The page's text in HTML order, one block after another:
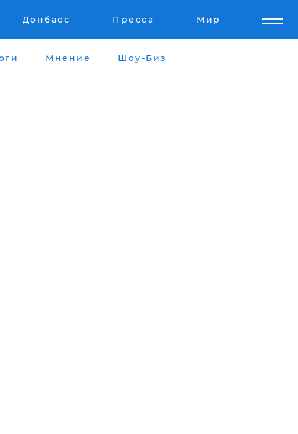
Донбасс Пресса Мир
Мнение Шоу-Биз